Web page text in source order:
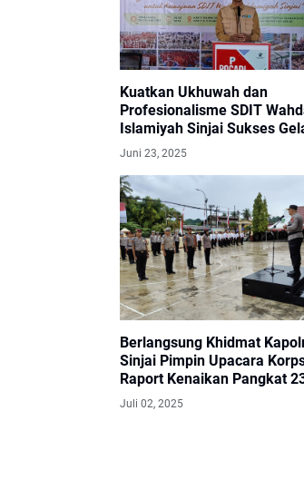
Kuatkan Ukhuwah dan
Profesionalisme SDIT
Islamiyah Sinjai Sukses
Musyawarah
Juni 23, 2025
Berlangsung Khidmat
Sinjai Pimpin Upacara
Raport Kenaikan Pangkat
Personel
Juli 02, 2025